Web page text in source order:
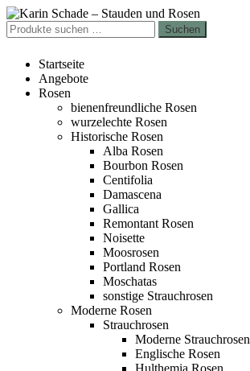
Zur
Navigation
springen
Zum
Inhalt
springen
Suchen
nach:
Suchen
Startseite
Angebote
Rosen
bienenfreundliche Rosen
wurzelechte Rosen
Historische Rosen
Alba Rosen
Bourbon Rosen
Centifolia
Damascena
Gallica
Remontant Rosen
Noisette
Moosrosen
Portland Rosen
Moschatas
sonstige Strauchrosen
Moderne Rosen
Strauchrosen
Moderne Strauchrosen
Englische Rosen
Hulthemia Rosen